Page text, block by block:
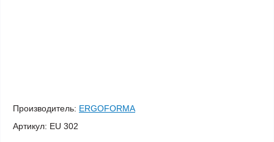
Производитель: ERGOFORMA
Артикул: EU 302